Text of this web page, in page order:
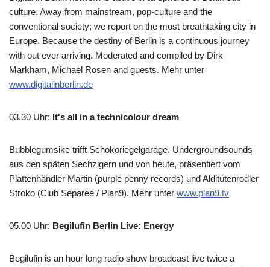
culture. Away from mainstream, pop-culture and the
conventional society; we report on the most breathtaking city in
Europe. Because the destiny of Berlin is a continuous journey
with out ever arriving. Moderated and compiled by Dirk
Markham, Michael Rosen and guests. Mehr unter
www.digitalinberlin.de
03.30 Uhr: It's all in a technicolour dream
Bubblegumsike trifft Schokoriegelgarage. Undergroundsounds
aus den späten Sechzigern und von heute, präsentiert vom
Plattenhändler Martin (purple penny records) und Alditütenrodler
Stroko (Club Separee / Plan9). Mehr unter www.plan9.tv
05.00 Uhr: Begilufin Berlin Live: Energy
Begilufin is an hour long radio show broadcast live twice a